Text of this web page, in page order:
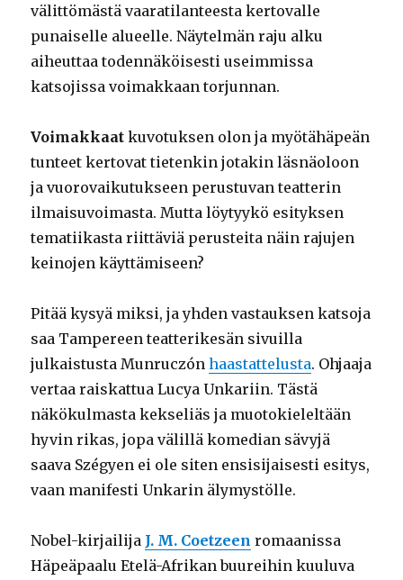
välittömästä vaaratilanteesta kertovalle
punaiselle alueelle. Näytelmän raju alku
aiheuttaa todennäköisesti useimmissa
katsojissa voimakkaan torjunnan.
Voimakkaatkuvotuksen olon ja myötähäpeän
tunteet kertovat tietenkin jotakin läsnäoloon
ja vuorovaikutukseen perustuvan teatterin
ilmaisuvoimasta. Mutta löytyykö esityksen
tematiikasta riittäviä perusteita näin rajujen
keinojen käyttämiseen?
Pitää kysyä miksi, ja yhden vastauksen katsoja
saa Tampereen teatterikesän sivuilla
julkaistusta Munruczónhaastattelusta. Ohjaaja
vertaa raiskattua Lucya Unkariin. Tästä
näkökulmasta kekseliäs ja muotokieleltään
hyvin rikas, jopa välillä komedian sävyjä
saava Szégyen ei ole siten ensisijaisesti esitys,
vaan manifesti Unkarin älymystölle.
Nobel-kirjailija J. M. Coetzeen romaanissa
Häpeäpaalu Etelä-Afrikan buureihin kuuluva